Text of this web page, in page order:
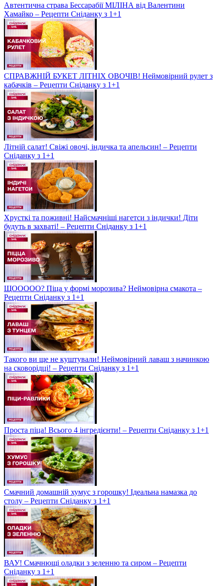
Автентична страва Бессарабії МІЛІНА від Валентини
Хамайко – Рецепти Сніданку з 1+1
СПРАВЖНІЙ БУКЕТ ЛІТНІХ ОВОЧІВ! Неймовірний рулет з
кабачків – Рецепти Сніданку з 1+1
Літній салат! Свіжі овочі, індичка та апельсин! – Рецепти
Сніданку з 1+1
Хрусткі та поживні! Найсмачніші нагетси з індички! Діти
будуть в захваті! – Рецепти Сніданку з 1+1
ЩООООО? Піца у формі морозива? Неймовірна смакота –
Рецепти Сніданку з 1+1
Такого ви ще не куштували! Неймовірний лаваш з начинкою
на сковорідці! – Рецепти Сніданку з 1+1
Проста піца! Всього 4 інгредієнти! – Рецепти Сніданку з 1+1
Смачний домашній хумус з горошку! Ідеальна намазка до
столу – Рецепти Сніданку з 1+1
ВАУ! Смачнющі оладки з зеленню та сиром – Рецепти
Сніданку з 1+1